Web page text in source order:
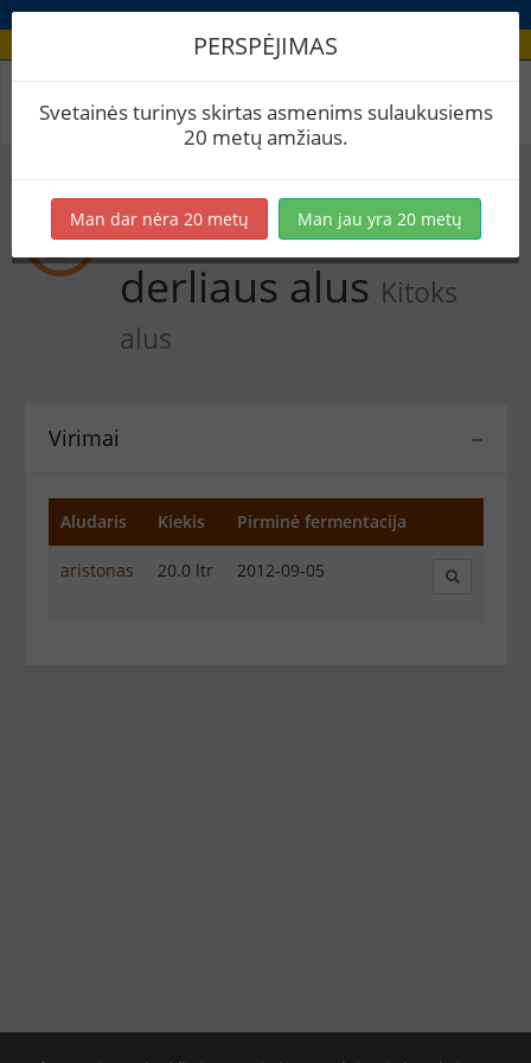
Recepto virimai
harvest ale/
derliaus alus Kitoks
alus
−
Virimai
Aludaris Kiekis Pirminė fermentacija
aristonas 20.0 ltr 2012-09-05
PERSPĖJIMAS
Svetainės turinys skirtas asmenims sulaukusiems
20 metų amžiaus.
Man dar nėra 20 metų Man jau yra 20 metų